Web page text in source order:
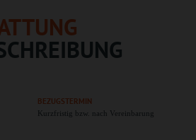
BEZUGSTERMIN
Kurzfristig bzw. nach Vereinbarung